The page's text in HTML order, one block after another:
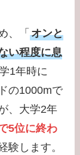
、「オンと
い程度に息
1年時に
の1000mで
、大学2年
5位に終わ
験します。